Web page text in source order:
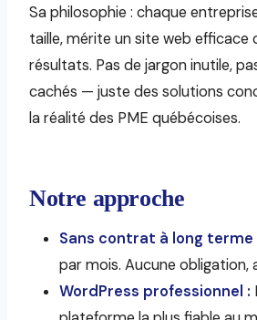
Sa philosophie : chaque
taille, mérite un site web efficace
résultats. Pas de jargon inutile,
cachés — juste des solutions
la réalité des PME québécoises.
Notre approche
Sans contrat à long terme
par mois. Aucune obligation,
WordPress professionnel :